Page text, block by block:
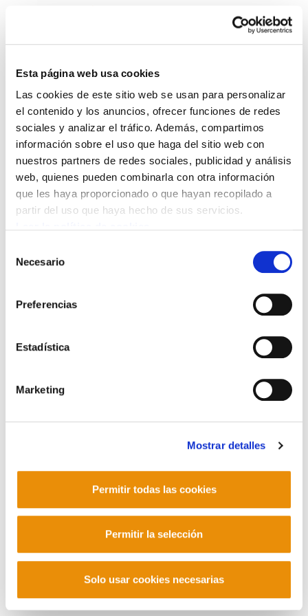
Esta página web usa cookies
Las cookies de este sitio web se usan para personalizar
el contenido y los anuncios, ofrecer funciones de redes
sociales y analizar el tráfico. Además, compartimos
información sobre el uso que haga del sitio web con
nuestros partners de redes sociales, publicidad y análisis
web, quienes pueden combinarla con otra información
que les haya proporcionado o que hayan recopilado a
partir del uso que haya hecho de sus servicios.
Necesario
Preferencias
Estadística
Marketing
Mostrar detalles
Permitir todas las cookies
Permitir la selección
Solo usar cookies necesarias
Enbata + Alda! 2056
Enbata-Alda2056(147).pdf1.9 MB
POLÍTICA DE COOKIES
CANAL DE INFORMACIÓN
POLÍTICA DE PRIVACIDAD
MAPA DEL SITIO
ACCESIBILIDAD
Barrainkua 13 - 48009 Bilbo -
Telf. +33 (0) 559 25 65 52
Mastodon